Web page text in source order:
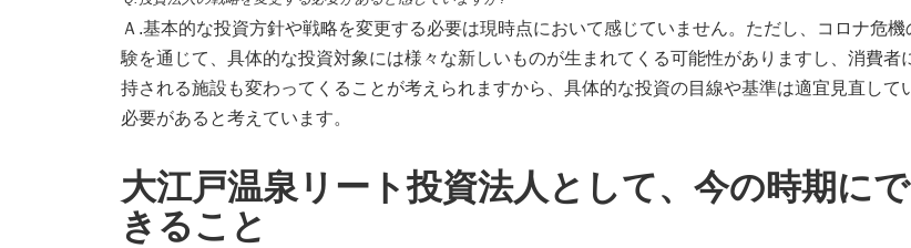
Ａ.基本的な投資方針や戦略を変更する必要は現時点において感じていません。ただし、コロナ危機
験を通じて、具体的な投資対象には様々な新しいものが生まれてくる可能性がありますし、消費者
持される施設も変わってくることが考えられますから、具体的な投資の目線や基準は適宜見直して
必要があると考えています。
大江戸温泉リート投資法人として、今の時期にで
きること